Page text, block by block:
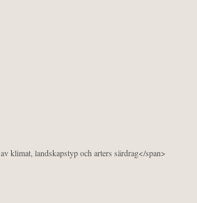
klimat, landskapstyp och arters särdrag</span>